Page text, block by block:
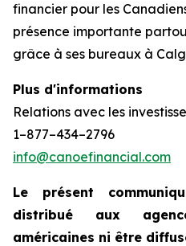
financier pour les
présence importante
grâce à ses bureaux à
Plus d'informations
Relations avec les
1–877–434–2796
info@canoefinancial.com
Le présent
distribué aux
américaines ni être